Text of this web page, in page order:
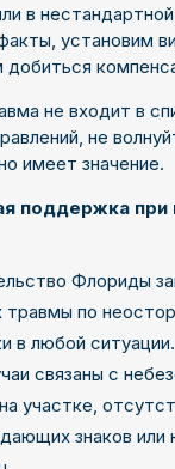
в
установим
не входит в
не
имеет значение.
поддержка при
Флориды
травмы по
в любой ситуации.
связаны с
участке,
знаков или